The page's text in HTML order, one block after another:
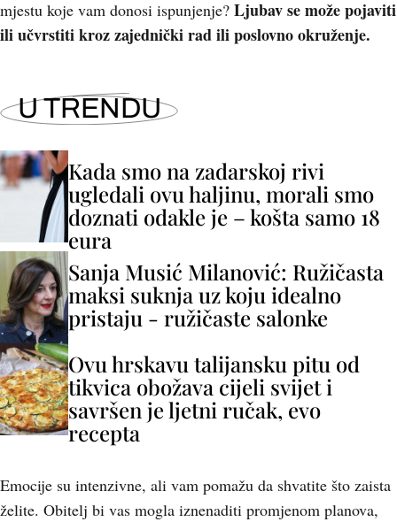
mjestu koje vam donosi ispunjenje? Ljubav se može pojaviti
ili učvrstiti kroz zajednički rad ili poslovno okruženje.
U TRENDU
Kada smo na zadarskoj rivi
ugledali ovu haljinu, morali smo
doznati odakle je – košta samo 18
eura
Sanja Musić Milanović: Ružičasta
maksi suknja uz koju idealno
pristaju - ružičaste salonke
Ovu hrskavu talijansku pitu od
tikvica obožava cijeli svijet i
savršen je ljetni ručak, evo
recepta
Emocije su intenzivne, ali vam pomažu da shvatite što zaista
želite. Obitelj bi vas mogla iznenaditi promjenom planova,